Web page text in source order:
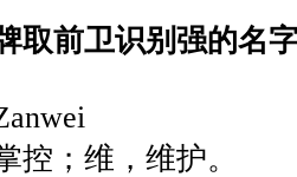
取前卫识别强的名
；维，维护。